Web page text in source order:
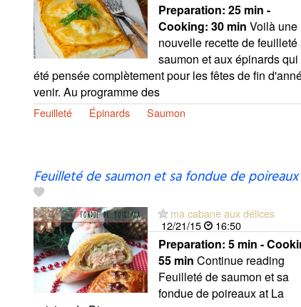
Preparation: 25 min -
Cooking: 30 min Voilà une
nouvelle recette de feuilleté
saumon et aux épinards qui
été pensée complètement pour les fêtes de fin
venir. Au programme des
Feuilleté Épinards Saumon
Feuilleté de saumon et sa fondue de poireaux
ma cabane aux délices
12/21/15
16:50
Preparation: 5 min -
55 min Continue reading
Feuilleté de saumon et sa
fondue de poireaux at La